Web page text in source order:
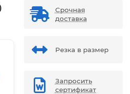
Срочная
доставка
Резка в размер
Запросить
сертификат